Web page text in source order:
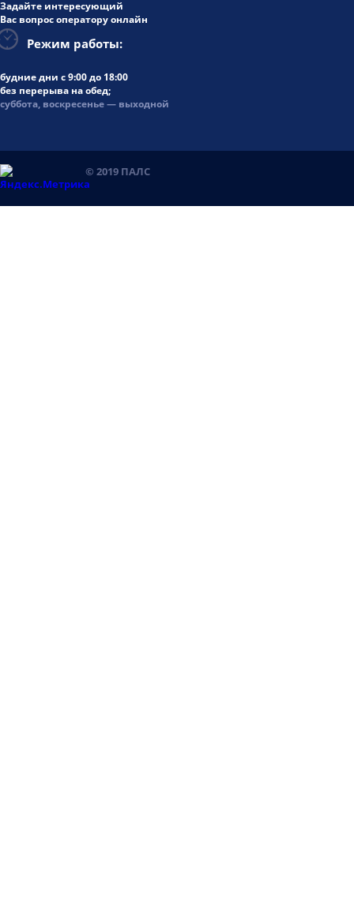
Задайте интересующий
Вас вопрос оператору онлайн
Режим работы:
будние дни с 9:00 до 18:00
без перерыва на обед;
суббота, воскресенье — выходной
© 2019 ПАЛС